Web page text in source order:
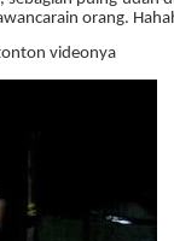
orang.
videonya